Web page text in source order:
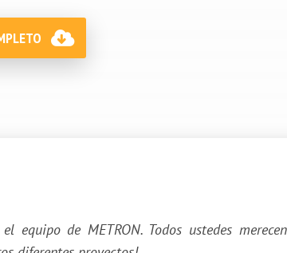
equipo de METRON. Todos ustedes